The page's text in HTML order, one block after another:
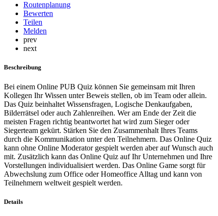
Routenplanung
Bewerten
Teilen
Melden
prev
next
Beschreibung
Bei einem Online PUB Quiz können Sie gemeinsam mit Ihren
Kollegen Ihr Wissen unter Beweis stellen, ob im Team oder allein.
Das Quiz beinhaltet Wissensfragen, Logische Denkaufgaben,
Bilderrätsel oder auch Zahlenreihen. Wer am Ende der Zeit die
meisten Fragen richtig beantwortet hat wird zum Sieger oder
Siegerteam gekürt. Stärken Sie den Zusammenhalt Ihres Teams
durch die Kommunikation unter den Teilnehmern. Das Online Quiz
kann ohne Online Moderator gespielt werden aber auf Wunsch auch
mit. Zusätzlich kann das Online Quiz auf Ihr Unternehmen und Ihre
Vorstellungen individualisiert werden. Das Online Game sorgt für
Abwechslung zum Office oder Homeoffice Alltag und kann von
Teilnehmern weltweit gespielt werden.
Details